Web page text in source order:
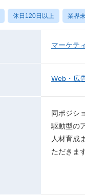
休日120日以上 業界
マーケテ
Web・広
同ポジシ
駆動型の
人材育成
ただきま